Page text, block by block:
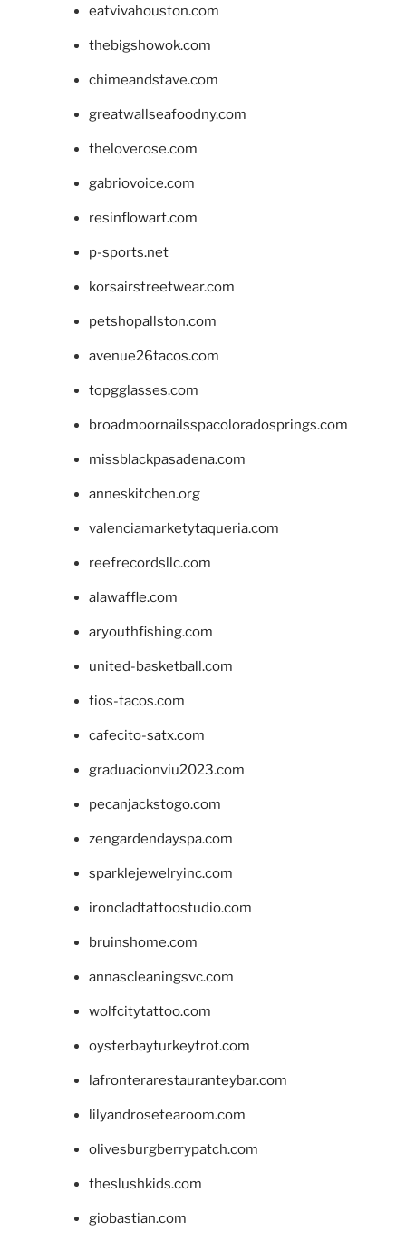
eatvivahouston.com
thebigshowok.com
chimeandstave.com
greatwallseafoodny.com
theloverose.com
gabriovoice.com
resinflowart.com
p-sports.net
korsairstreetwear.com
petshopallston.com
avenue26tacos.com
topgglasses.com
broadmoornailsspacoloradosprings.com
missblackpasadena.com
anneskitchen.org
valenciamarketytaqueria.com
reefrecordsllc.com
alawaffle.com
aryouthfishing.com
united-basketball.com
tios-tacos.com
cafecito-satx.com
graduacionviu2023.com
pecanjackstogo.com
zengardendayspa.com
sparklejewelryinc.com
ironcladtattoostudio.com
bruinshome.com
annascleaningsvc.com
wolfcitytattoo.com
oysterbayturkeytrot.com
lafronterarestauranteybar.com
lilyandrosetearoom.com
olivesburgberrypatch.com
theslushkids.com
giobastian.com